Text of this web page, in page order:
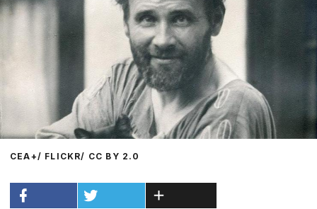
CEA+/ FLICKR/ CC BY 2.0